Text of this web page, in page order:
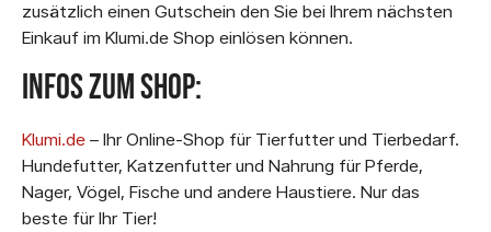
zusätzlich einen Gutschein den Sie bei Ihrem nächsten
Einkauf im Klumi.de Shop einlösen können.
Infos zum Shop:
Klumi.de – Ihr Online-Shop für Tierfutter und Tierbedarf.
Hundefutter, Katzenfutter und Nahrung für Pferde,
Nager, Vögel, Fische und andere Haustiere. Nur das
beste für Ihr Tier!